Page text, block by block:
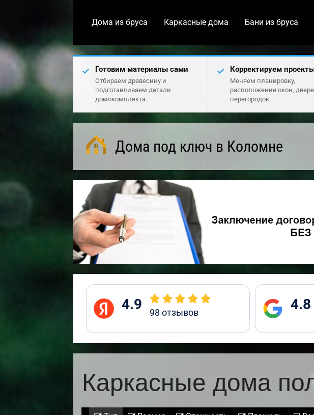
Дома из бруса Каркасные дома Бани из бруса
Готовим материалы сами
Отбираем древесину и
подготавливаем детали
домокомплекта.
Корректируем
Меняем планировку,
расположение окон,
перегородок.
Дома под ключ в Коломне
4.9 98 отзывов 4.8
Каркасные дома